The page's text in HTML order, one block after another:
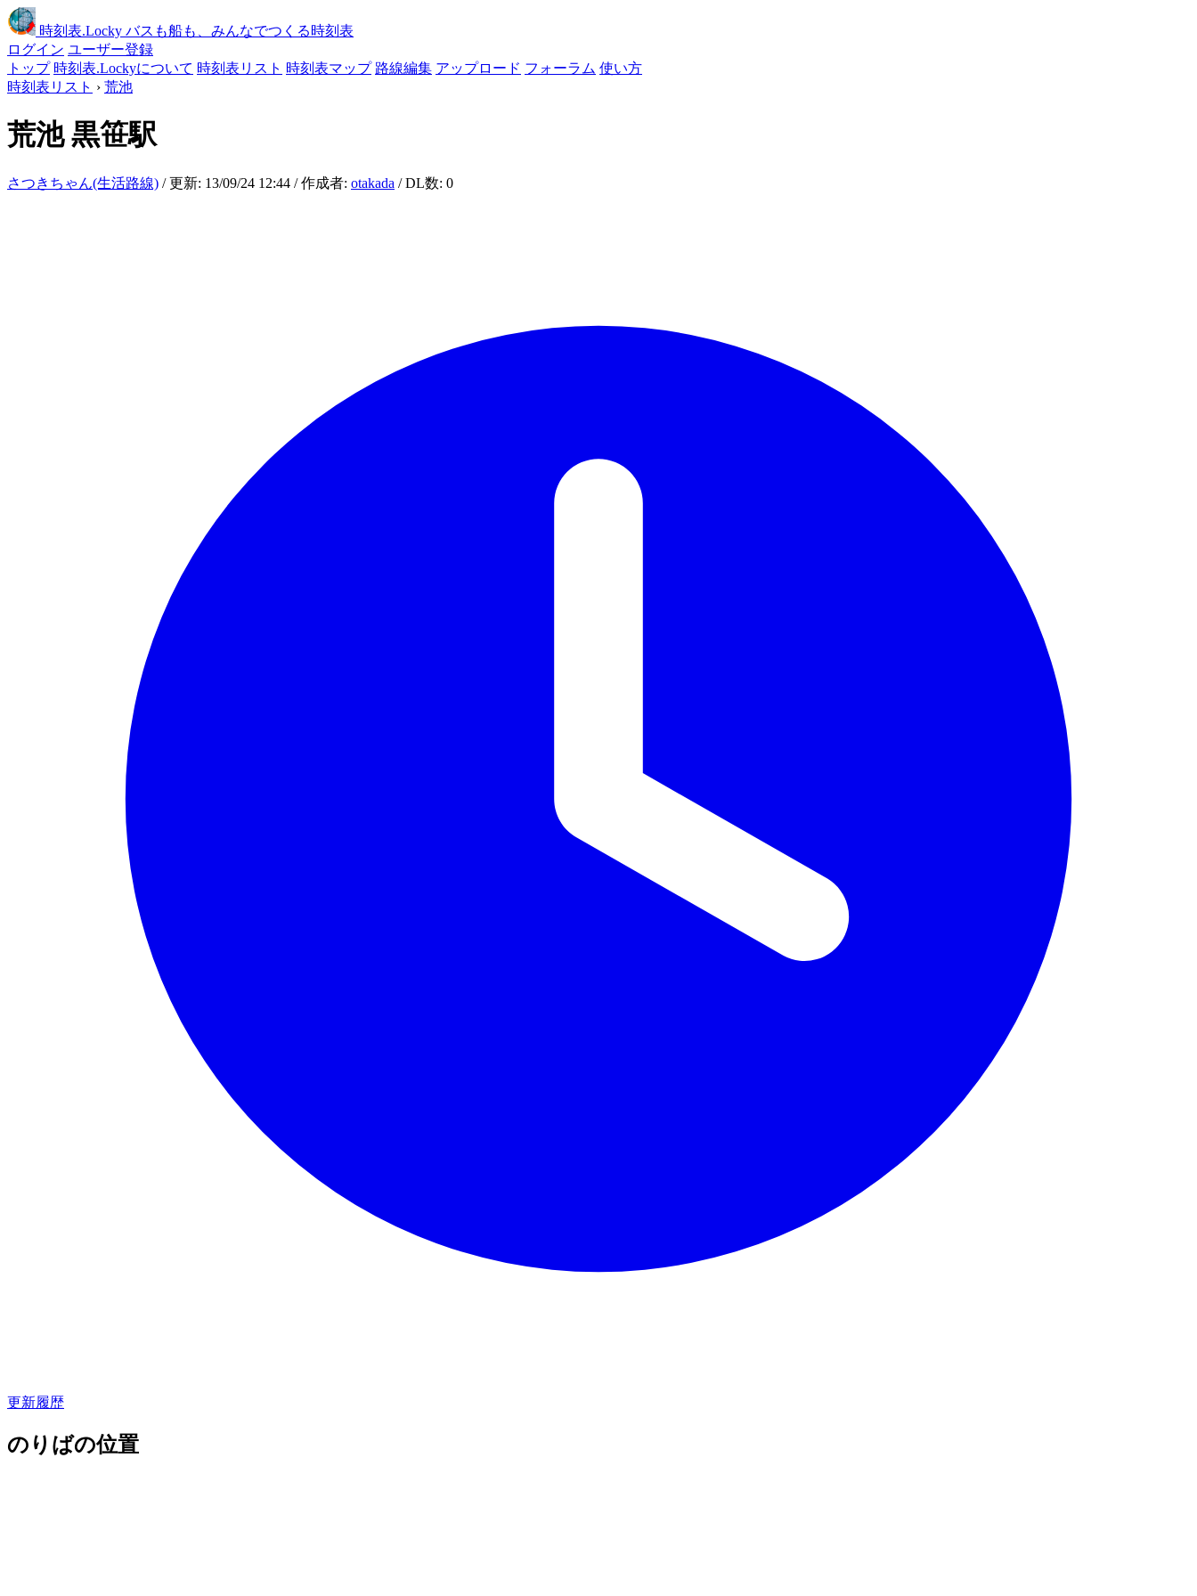
時刻表.Locky バスも船も、みんなでつくる時刻表
ログイン ユーザー登録
トップ 時刻表.Lockyについて 時刻表リスト 時刻表マップ 路線編集 アップロード フォーラム 使い方
時刻表リスト › 荒池
荒池黒笹駅
さつきちゃん(生活路線) / 更新: 13/09/24 12:44 / 作成者: otakada / DL数: 0
更新履歴
のりばの位置